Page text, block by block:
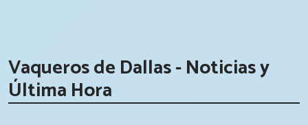
Vaqueros de Dallas - Noticias y
Última Hora